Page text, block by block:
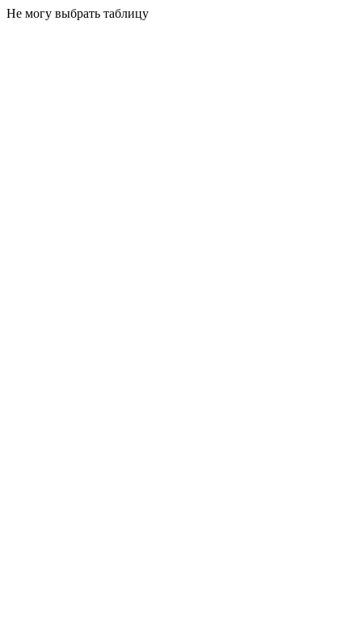
Не могу выбрать таблицу